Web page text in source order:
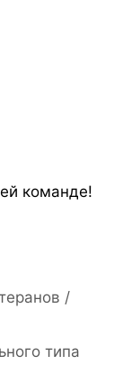
команде!
/
типа